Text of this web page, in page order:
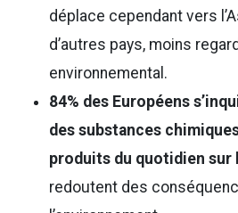
déplace cependant vers
d’autres pays, moins
environnemental.
84% des Européens
des substances
produits du quotidien sur
redoutent des